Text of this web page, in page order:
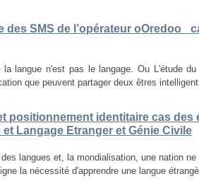
des SMS de l’opérateur oOredoo
langue n'est pas le langage. Ou L'étude
que peuvent partager deux êtres
positionnement identitaire cas des
Langage Etranger et Génie Civile
langues et, la mondialisation, une nation
la nécessité d'apprendre une langue